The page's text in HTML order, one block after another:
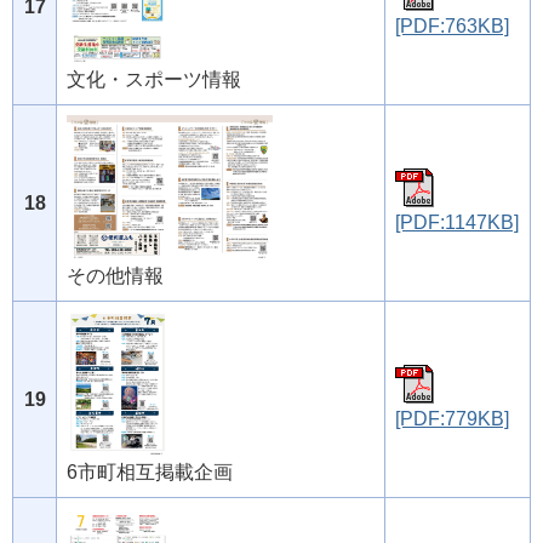
17
文化・スポーツ情報
[PDF:763KB]
18
その他情報
[PDF:1147KB]
19
6市町相互掲載企画
[PDF:779KB]